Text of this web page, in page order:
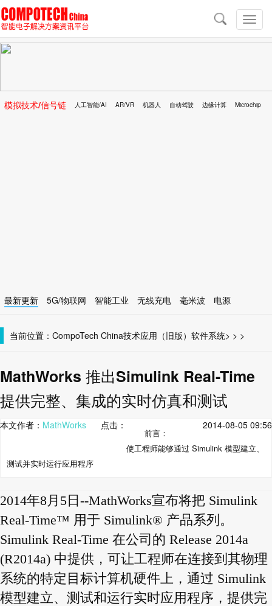
切
换
导
导
航
模拟技术/信号链 人工智能/AI AR/VR 机器人 自动驾驶 边缘计算 Microchip
最新更新 5G/物联网 智能工业 无线充电 毫米波
电源
当前位置： CompoTech China >
技术应用（旧版） >
软件系统 >
MathWorks 推出Simulink Real-Time
提供完整、集成的实时仿真和测试
本文作者： MathWorks 点击： 2014-08-05 09:56
前言：
使工程师能够通过 Simulink 模型建立、
测试并实时运行应用程序
2014年8月5日--MathWorks宣布将把 Simulink
Real-Time™ 用于 Simulink® 产品系列。
Simulink Real-Time 在公司的 Release 2014a
(R2014a) 中提供，可让工程师在连接到其物理
系统的特定目标计算机硬件上，通过 Simulink
模型建立、测试和运行实时应用程序，提供完